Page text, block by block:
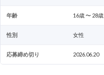
年齢 16歳 〜 28歳
性別 女性
応募締め切り 2026.06.20